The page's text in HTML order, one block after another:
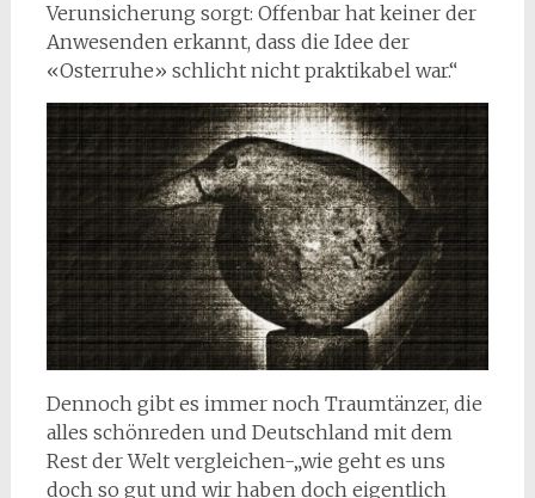
Verunsicherung sorgt: Offenbar hat keiner der
Anwesenden erkannt, dass die Idee der
«Osterruhe» schlicht nicht praktikabel war.“
Dennoch gibt es immer noch Traumtänzer, die
alles schönreden und Deutschland mit dem
Rest der Welt vergleichen-„wie geht es uns
doch so gut und wir haben doch eigentlich